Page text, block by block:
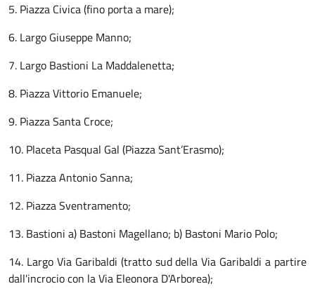
5. Piazza Civica (fino porta a mare);
6. Largo Giuseppe Manno;
7. Largo Bastioni La Maddalenetta;
8. Piazza Vittorio Emanuele;
9. Piazza Santa Croce;
10. Placeta Pasqual Gal (Piazza Sant’Erasmo);
11. Piazza Antonio Sanna;
12. Piazza Sventramento;
13. Bastioni a) Bastoni Magellano; b) Bastoni Mario Polo;
14. Largo Via Garibaldi (tratto sud della Via Garibaldi a partire
dall'incrocio con la Via Eleonora D'Arborea);